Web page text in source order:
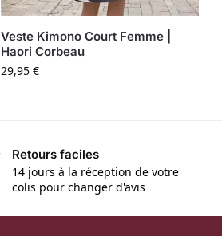
Veste Kimono Court Femme |
Haori Corbeau
29,95 €
Retours faciles
14 jours à la réception de votre
colis pour changer d'avis